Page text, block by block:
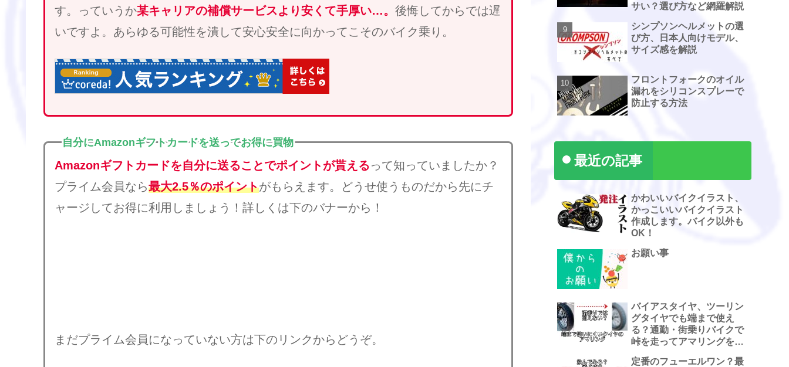
す。っていうか某キャリアの補償サービスより安くて手厚い…。 後悔してからでは遅
いですよ。あらゆる可能性を潰して安心安全に向かってこそのバイク乗り。
自分にAmazonギフトカードを送ってお得に買物
Amazonギフトカードを自分に送ることでポイントが貰えるって知っていましたか？
プライム会員なら最大2.5％のポイントがもらえます。どうせ使うものだから先にチ
ャージしてお得に利用しましょう！詳しくは下のバナーから！
まだプライム会員になっていない方は下のリンクからどうぞ。
サい？選び方など網羅解説
シンプソンヘルメットの選
び方、日本人向けモデル、
サイズ感を解説
フロントフォークのオイル
漏れをシリコンスプレーで
防止する方法
最近の記事
かわいいバイクイラスト、
かっこいいバイクイラスト
作成します。バイク以外も
OK！
お願い事
バイアスタイヤ、ツーリン
グタイヤでも端まで使え
る？通勤・街乗りバイクで
峠を走ってアマリングを観
定番のフューエルワン？最